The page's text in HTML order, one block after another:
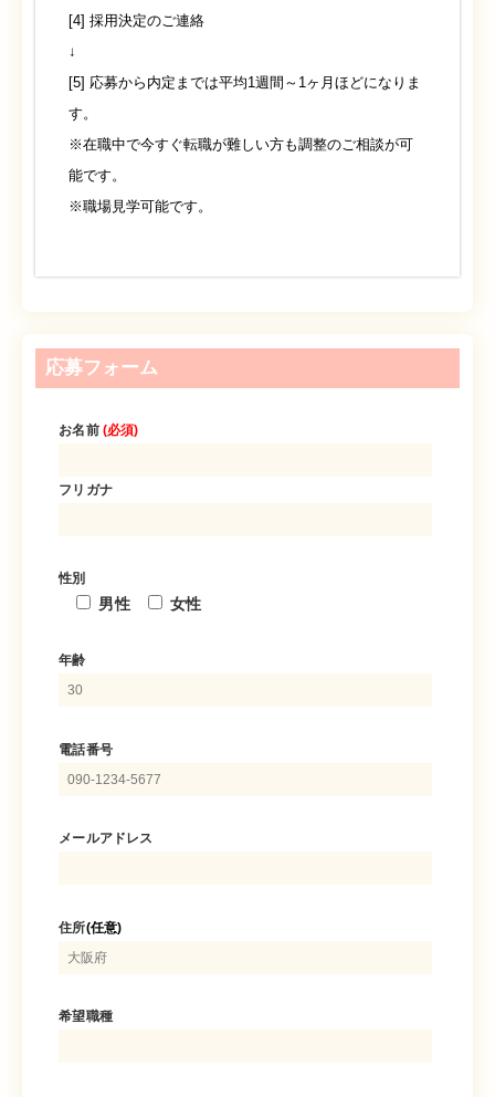
[4] 採用決定のご連絡
↓
[5] 応募から内定までは平均1週間～1ヶ月ほどになりま
す。
※在職中で今すぐ転職が難しい方も調整のご相談が可
能です。
※職場見学可能です。
応募フォーム
お名前 (必須)
フリガナ
性別
男性 女性
年齢
電話番号
メールアドレス
住所(任意)
希望職種